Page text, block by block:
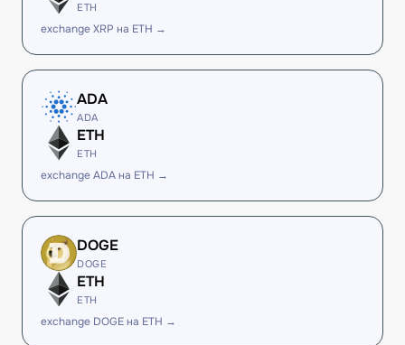
ETH
exchange XRP на ETH →
ADA
ADA
ETH
ETH
exchange ADA на ETH →
DOGE
DOGE
ETH
ETH
exchange DOGE на ETH →